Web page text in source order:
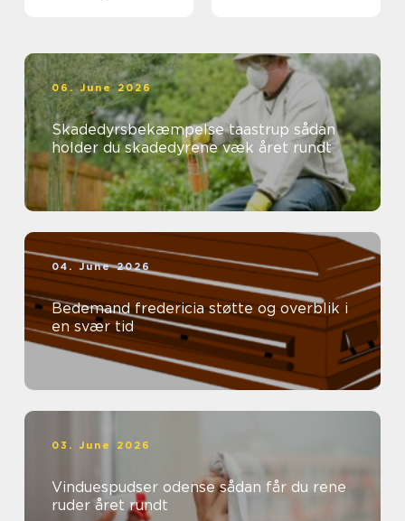
06. June 2026
Skadedyrsbekæmpelse taastrup sådan
holder du skadedyrene væk året rundt
04. June 2026
Bedemand fredericia støtte og overblik i
en svær tid
03. June 2026
Vinduespudser odense sådan får du rene
ruder året rundt